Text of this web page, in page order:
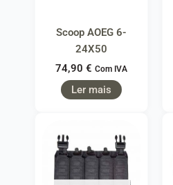
Scoop AOEG 6-
24X50
74,90 € Com IVA
Ler mais